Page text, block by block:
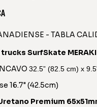
- TABLA
SurfSkate MERAKI
32.5” (82.5 cm) x
16.7" (42.5cm)
Premium